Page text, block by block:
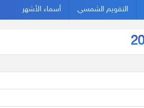
التقويم الشمسي أسماء الأشهر